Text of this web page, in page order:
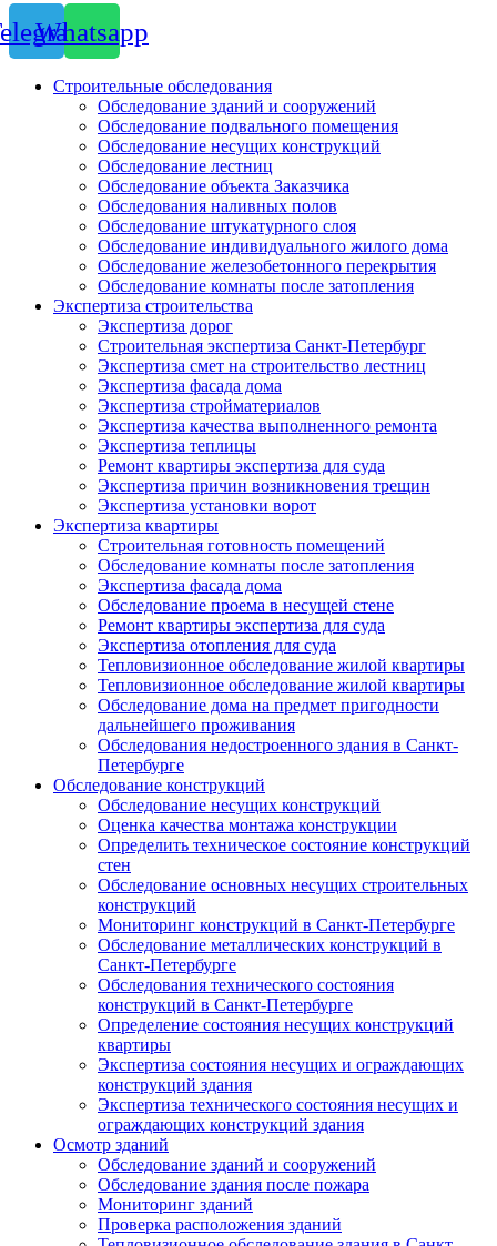
Whatsapp
Строительные обследования
Обследование зданий и сооружений
Обследование подвального помещения
Обследование несущих конструкций
Обследование лестниц
Обследование объекта Заказчика
Обследования наливных полов
Обследование штукатурного слоя
Обследование индивидуального жилого дома
Обследование железобетонного перекрытия
Обследование комнаты после затопления
Экспертиза строительства
Экспертиза дорог
Строительная экспертиза Санкт-Петербург
Экспертиза смет на строительство лестниц
Экспертиза фасада дома
Экспертиза стройматериалов
Экспертиза качества выполненного ремонта
Экспертиза теплицы
Ремонт квартиры экспертиза для суда
Экспертиза причин возникновения трещин
Экспертиза установки ворот
Экспертиза квартиры
Строительная готовность помещений
Обследование комнаты после затопления
Экспертиза фасада дома
Обследование проема в несущей стене
Ремонт квартиры экспертиза для суда
Экспертиза отопления для суда
Тепловизионное обследование жилой квартиры
Тепловизионное обследование жилой квартиры
Обследование дома на предмет пригодности
дальнейшего проживания
Обследования недостроенного здания в Санкт-
Петербурге
Обследование конструкций
Обследование несущих конструкций
Оценка качества монтажа конструкции
Определить техническое состояние конструкций
стен
Обследование основных несущих строительных
конструкций
Мониторинг конструкций в Санкт-Петербурге
Обследование металлических конструкций в
Санкт-Петербурге
Обследования технического состояния
конструкций в Санкт-Петербурге
Определение состояния несущих конструкций
квартиры
Экспертиза состояния несущих и ограждающих
конструкций здания
Экспертиза технического состояния несущих и
ограждающих конструкций здания
Осмотр зданий
Обследование зданий и сооружений
Обследование здания после пожара
Мониторинг зданий
Проверка расположения зданий